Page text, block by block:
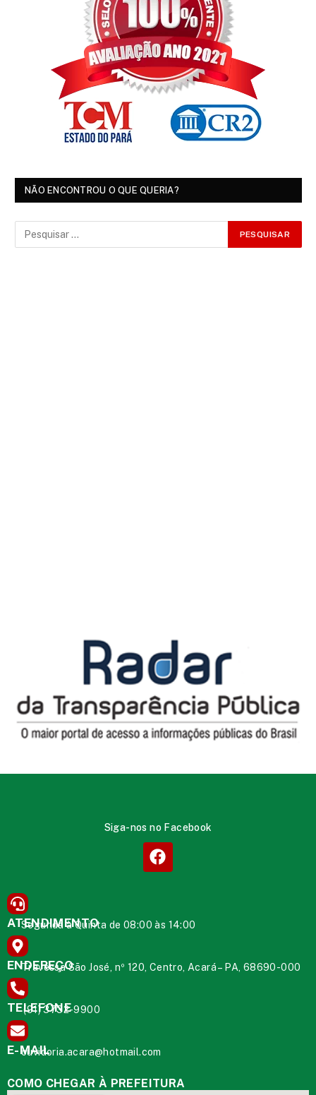
NÃO ENCONTROU O QUE QUERIA?
Siga-nos no Facebook
ATENDIMENTO
Segunda à Quinta de 08:00 às 14:00
ENDEREÇO
Travessa São José, nº 120, Centro, Acará – PA, 68690-000
TELEFONE
(91) 3732-9900
E-MAIL
ouvidoria.acara@hotmail.com
COMO CHEGAR À PREFEITURA